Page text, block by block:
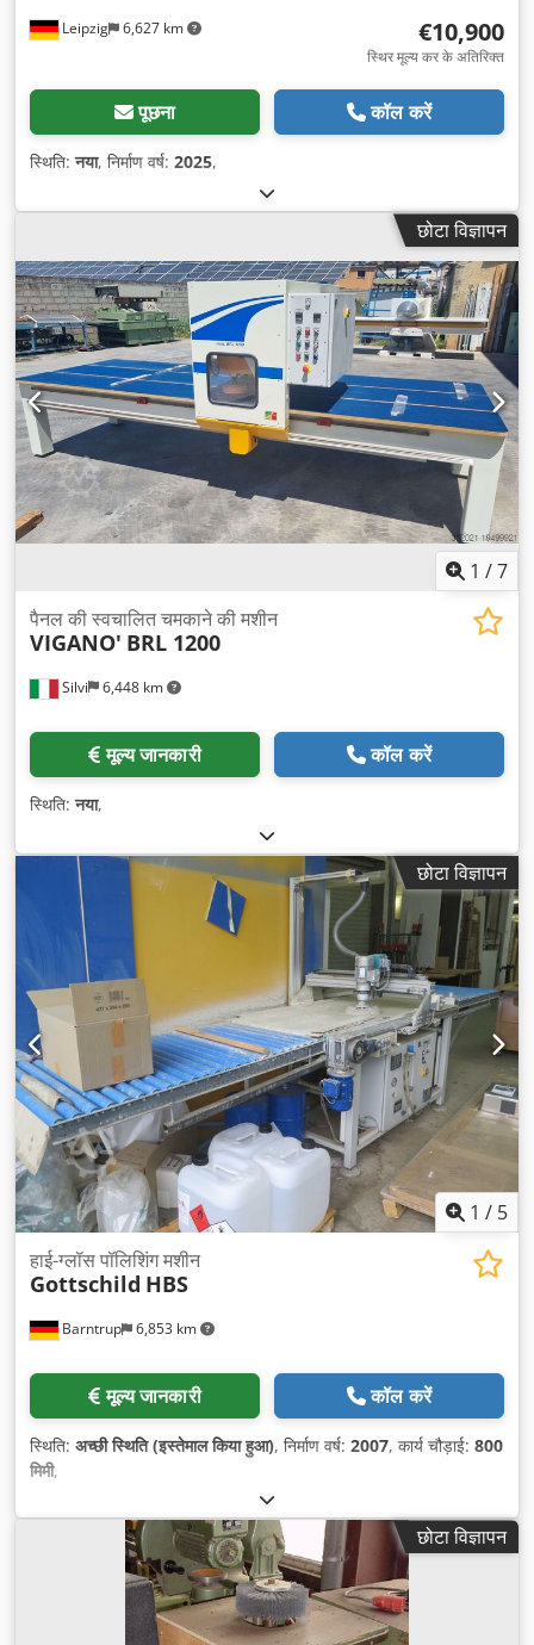
Leipzig 6,627 km €10,900
स्थिर मूल्य कर के अतिरिक्त
पूछना कॉल करें
स्थिति:नया, निर्माण वर्ष: 2025,
छोटा विज्ञापन
1 /7
Silvi 6,448 km
पैनल की स्वचालित चमकाने की मशीन
VIGANO' BRL 1200
मूल्य जानकारी कॉल करें
स्थिति:नया,
छोटा विज्ञापन
1 / 5
Barntrup 6,853 km
हाई-ग्लॉस पॉलिशिंग मशीन
Gottschild HBS
मूल्य जानकारी कॉल करें
स्थिति: अच्छी स्थिति (इस्तेमाल किया हुआ), निर्माण वर्ष: 2007, कार्य चौड़ाई: 800
मिमी,
छोटा विज्ञापन